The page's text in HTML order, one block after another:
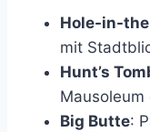
Hole-in-
mit
Hunt’s
Big Butte: